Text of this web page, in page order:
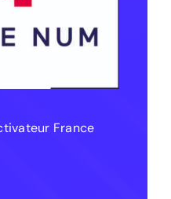
France